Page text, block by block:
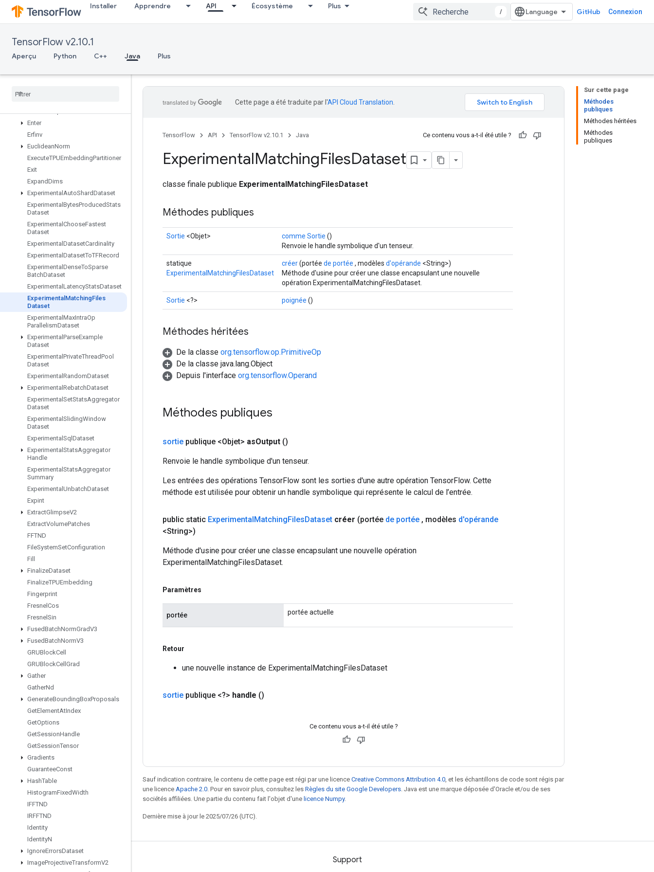
Installer Apprendre API Écosystème Plus
/ GitHub Connexion
TensorFlow v2.10.1
Aperçu Python C++ Java Plus
EncodeProto
EnqueueTPUEmbeddingArbitraryTensorBatch
EnqueueTPUEmbeddingBatch
EnqueueTPUEmbeddingRaggedTensorBatch
Enqueue
Enter
Erfinv
EuclideanNorm
ExecuteTPUEmbeddingPartitioner
Exit
ExpandDims
Experimental AutoShardDataset
Experimental BytesProducedStats
Dataset
Experimental ChooseFastest
Dataset
Experimental DatasetCardinality
Experimental DatasetToTFRecord
Experimental DenseToSparse
BatchDataset
Experimental LatencyStatsDataset
Experimental MatchingFiles
Dataset
Experimental MaxIntraOp
ParallelismDataset
Experimental ParseExample
Dataset
Experimental PrivateThreadPool
Dataset
Experimental RandomDataset
Experimental RebatchDataset
Experimental SetStatsAggregator
Dataset
Experimental SlidingWindow
Dataset
Experimental Sql Dataset
Experimental StatsAggregator
Handle
Experimental StatsAggregator
Summary
Experimental UnbatchDataset
Expint
ExtractGlimpseV2
ExtractVolumePatches
FFTND
FileSystemSetConfiguration
Fill
FinalizeDataset
FinalizeTPUEmbedding
Fingerprint
Fresnel Cos
Fresnel Sin
FusedBatchNormGradV3
FusedBatchNormV3
GRUBlockCell
GRUBlockCell Grad
Gather
GatherNd
GenerateBoundingBoxProposals
GetElementAtIndex
GetOptions
GetSessionHandle
GetSessionTensor
Gradients
GuaranteeConst
HashTable
HistogramFixedWidth
IFFTND
IRFFTND
Identity
IdentityN
IgnoreErrorsDataset
ImageProjectiveTransformV2
Sur cette page
Méthodes
publiques
Méthodes héritées
Méthodes
publiques
Cette page a été traduite par l'API Cloud Translation
TensorFlow API TensorFlow v2.10.1 Java Ce contenu vous a-t-il été utile ?
ExperimentalMatchingFilesDataset
classe finale publique ExperimentalMatchingFilesDataset
Méthodes publiques
Sortie <Objet> comme Sortie ()
Renvoie le handle symbolique d'un tenseur.
statique
ExperimentalMatchingFilesDataset
créer(portée de portée , modèles d'opérande <String>)
Méthode d'usine pour créer une classe encapsulant une nouvelle
opération ExperimentalMatchingFilesDataset.
Sortie <?> poignée ()
Méthodes héritées
De la classe org.tensorflow.op.PrimitiveOp
De la classe java.lang.Object
Depuis l'interface org.tensorflow.Operand
Méthodes publiques
sortie publique <Objet> asOutput ()
Renvoie le handle symbolique d'un tenseur.
Les entrées des opérations TensorFlow sont les sorties d'une autre opération TensorFlow. Cette
méthode est utilisée pour obtenir un handle symbolique qui représente le calcul de l’entrée.
public static ExperimentalMatchingFilesDataset créer (portée de portée , modèles d'opérande
<String>)
Méthode d'usine pour créer une classe encapsulant une nouvelle opération
ExperimentalMatchingFilesDataset.
Paramètres
portée portée actuelle
Retour
une nouvelle instance de ExperimentalMatchingFilesDataset
sortie publique <?> handle ()
Ce contenu vous a-t-il été utile ?
Sauf indication contraire, le contenu de cette page est régi par une licence Creative Commons Attribution 4.0 , et les échantillons de code sont régis par
une licence Apache 2.0 . Pour en savoir plus, consultez les Règles du site Google Developers . Java est une marque déposée d'Oracle et/ou de ses
sociétés affiliées. Une partie du contenu fait l'objet d'une licence Numpy.
Dernière mise à jour le 2025/07/26 (UTC).
Rester connecté Support